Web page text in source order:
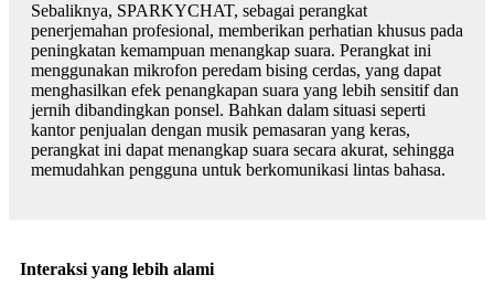
Sebaliknya, SPARKYCHAT, sebagai perangkat
penerjemahan profesional, memberikan perhatian khusus pada
peningkatan kemampuan menangkap suara. Perangkat ini
menggunakan mikrofon peredam bising cerdas, yang dapat
menghasilkan efek penangkapan suara yang lebih sensitif dan
jernih dibandingkan ponsel. Bahkan dalam situasi seperti
kantor penjualan dengan musik pemasaran yang keras,
perangkat ini dapat menangkap suara secara akurat, sehingga
memudahkan pengguna untuk berkomunikasi lintas bahasa.
Interaksi yang lebih alami